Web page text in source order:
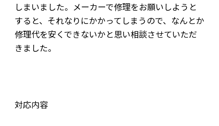
しまいました。メーカーで修理をお願いしようと
すると、それなりにかかってしまうので、なんとか
修理代を安くできないかと思い相談させていただ
きました。
対応内容